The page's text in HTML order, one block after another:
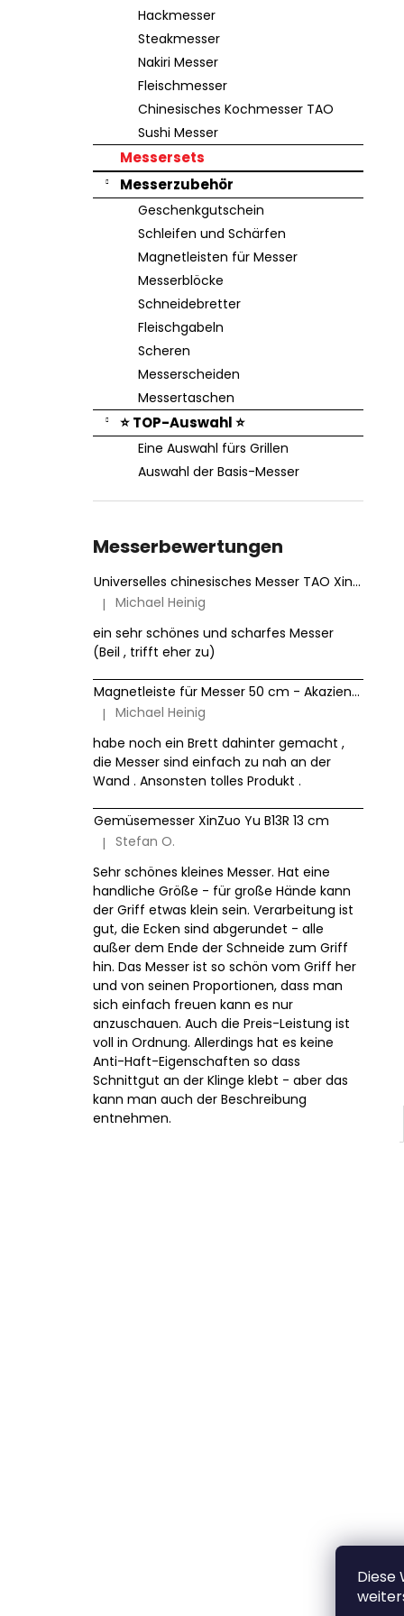
Diese
Hackmesser
Steakmesser
Nakiri Messer
Fleischmesser
Chinesisches Kochmesser TAO
Sushi Messer
Messersets
Messerzubehör
Geschenkgutschein
Schleifen und Schärfen
Magnetleisten für Messer
Messerblöcke
Schneidebretter
Fleischgabeln
Scheren
Messerscheiden
Messertaschen
⭐ TOP-Auswahl ⭐
Eine Auswahl fürs Grillen
Auswahl der Basis-Messer
Messerbewertungen
Universelles chinesisches Messer TAO XinZuo Jiang B46D 18 cm
Die Produktbewertung beträgt 5 von 5 Sternen.
| Michael Heinig
ein sehr schönes und scharfes Messer
(Beil , trifft eher zu)
Magnetleiste für Messer 50 cm - Akazienholz HezHen
Die Produktbewertung beträgt 5 von 5 Sternen.
| Michael Heinig
habe noch ein Brett dahinter gemacht ,
die Messer sind einfach zu nah an der
Wand . Ansonsten tolles Produkt .
Gemüsemesser XinZuo Yu B13R 13 cm
Die Produktbewertung beträgt 5 von 5 Sternen.
| Stefan O.
Sehr schönes kleines Messer. Hat eine
handliche Größe - für große Hände kann
der Griff etwas klein sein. Verarbeitung ist
gut, die Ecken sind abgerundet - alle
außer dem Ende der Schneide zum Griff
hin. Das Messer ist so schön vom Griff her
und von seinen Proportionen, dass man
sich einfach freuen kann es nur
anzuschauen. Auch die Preis-Leistung ist
voll in Ordnung. Allerdings hat es keine
Anti-Haft-Eigenschaften so dass
Schnittgut an der Klinge klebt - aber das
kann man auch der Beschreibung
entnehmen.